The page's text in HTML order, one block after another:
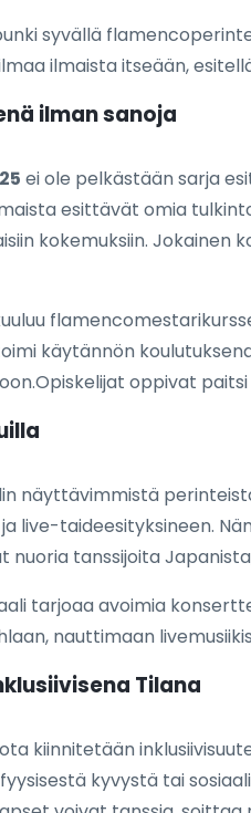
syvällä
ilmaista itseään,
ilman sanoja
ei ole pelkästään sarja
esittävät omia
kokemuksiin. Jokainen
käytännön
oppivat
näyttävimmistä
live-taideesityksineen.
nuoria tanssijoita
tarjoaa avoimia
nauttimaan
Tilana
kiinnitetään
kyvystä tai